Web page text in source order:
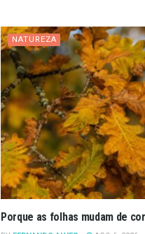
NATUREZA
Porque as folhas mudam de